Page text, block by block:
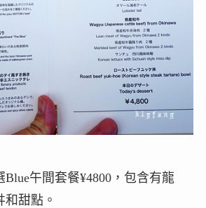
午間套餐¥4800，包含有龍
甜點。